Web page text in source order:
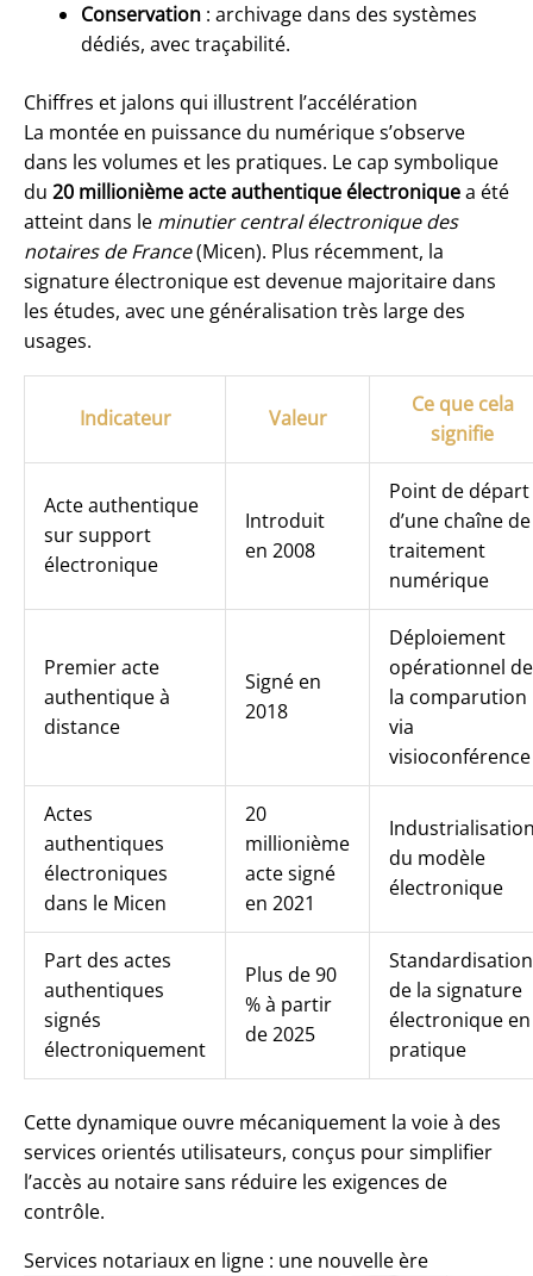
Conservation : archivage dans des systèmes
dédiés, avec traçabilité.
Chiffres et jalons qui illustrent l’accélération
La montée en puissance du numérique s’observe
dans les volumes et les pratiques. Le cap symbolique
du 20 millionième acte authentique électroniquea été
atteint dans le minutier central électronique des
notaires de France(Micen). Plus récemment, la
signature électronique est devenue majoritaire dans
les études, avec une généralisation très large des
usages.
Indicateur Valeur
Ce que cela
signifie
Acte authentique
sur support
électronique
Introduit
en 2008
Point de départ
d’une chaîne de
traitement
numérique
Premier acte
authentique à
distance
Signé en
2018
Déploiement
opérationnel de
la comparution
via
visioconférence
Actes
authentiques
électroniques
dans le Micen
20
millionième
acte signé
en 2021
du modèle
électronique
Part des actes
authentiques
signés
électroniquement
Plus de 90
% à partir
de 2025
Standardisation
de la signature
électronique en
pratique
Cette dynamique ouvre mécaniquement la voie à des
services orientés utilisateurs, conçus pour simplifier
l’accès au notaire sans réduire les exigences de
contrôle.
Services notariaux en ligne : une nouvelle ère